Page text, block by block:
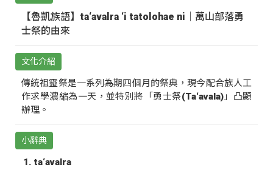
【魯凱族語】ta‘avalra ‘i tatolohae ni｜萬山部落勇
士祭的由來
文化介紹
傳統祖靈祭是一系列為期四個月的祭典，現今配合族人工
作求學濃縮為一天，並特別將「勇士祭(Ta‘avala)」凸顯
辦理。
小辭典
ta‘avalra